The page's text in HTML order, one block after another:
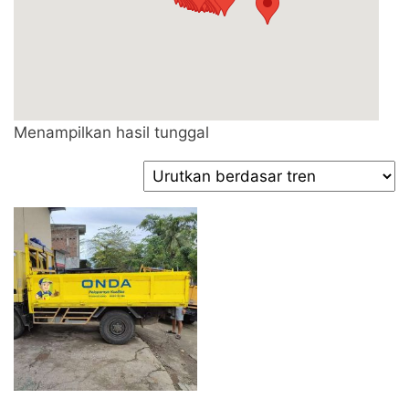
Menampilkan hasil tunggal